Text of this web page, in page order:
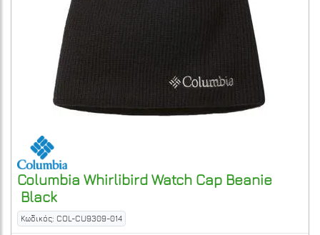
Columbia Whirlibird Watch Cap Beanie
Black
Κωδικός: COL-CU9309-014